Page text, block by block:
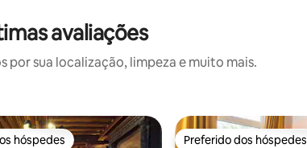
avaliações
por sua localização, limpeza e muito mais.
hóspedes Preferido dos hóspedes